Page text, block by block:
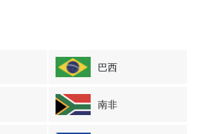
巴西
南非